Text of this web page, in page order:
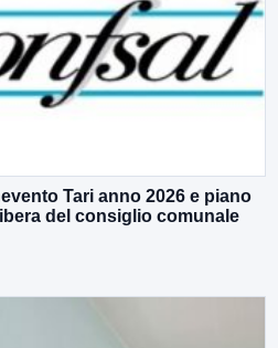
Tari anno 2026 e piano
del consiglio comunale